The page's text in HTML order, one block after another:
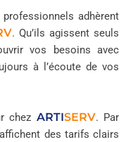
adhèrent
. Qu’ils agissent seuls
vos besoins avec
à l’écoute de vos
chez ARTISERV. Par
des tarifs clairs